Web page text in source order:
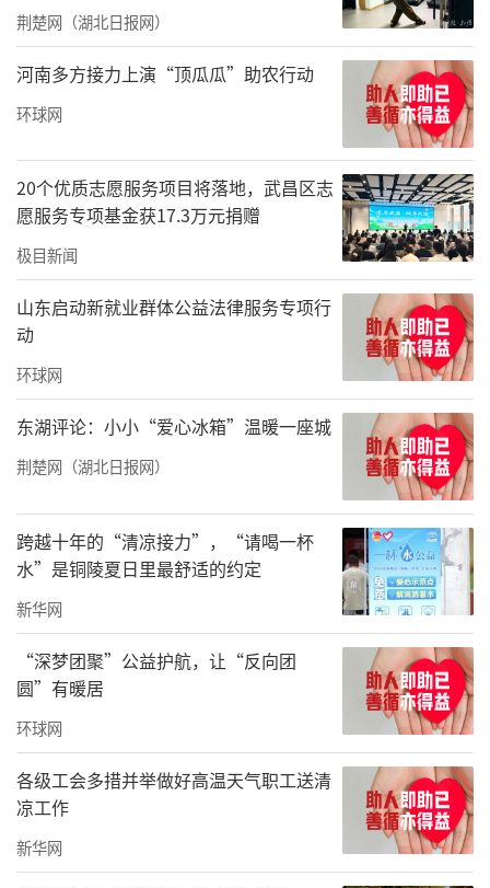
陪伴和包容。托养中心成立之初，不仅缺乏资
金和老师，也没有成熟经验可以借鉴，霍娟索
性把家安在了中心，一步步教孩子们洗脸、穿
衣、上厕所……这些孩子即便经历成百上千次
重复，可能仍难以掌握基本的自理能力。虽然
很少收到积极反馈，霍娟并没有气馁，“当听
到孩子们喊出一声声‘霍妈妈’的时候，所有
付出都值得。”
2025年，霍娟被评为“全国残疾人工作先
二十六年光阴流转，一份初心从未改变。
从满头青丝到两鬓微霜，霍娟累计帮助智力残
疾儿童200余人接受康复训练。虽然机构运营存
在种种困难，霍娟依然保持乐观：“只要还能
坚持下去，我就会一直守护他们”，她也希望
更多人能参与进来，让这些孩子们在阳光下快
乐成长。
荆楚网（湖北日报网）
河南多方接力上演“顶瓜瓜”助农行动
环球网
20个优质志愿服务项目将落地，武昌区志
愿服务专项基金获17.3万元捐赠
极目新闻
山东启动新就业群体公益法律服务专项行
动
环球网
东湖评论：小小“爱心冰箱”温暖一座城
荆楚网（湖北日报网）
跨越十年的“清凉接力”，“请喝一杯
水”是铜陵夏日里最舒适的约定
新华网
“深梦团聚”公益护航，让“反向团
圆”有暖居
环球网
各级工会多措并举做好高温天气职工送清
凉工作
新华网